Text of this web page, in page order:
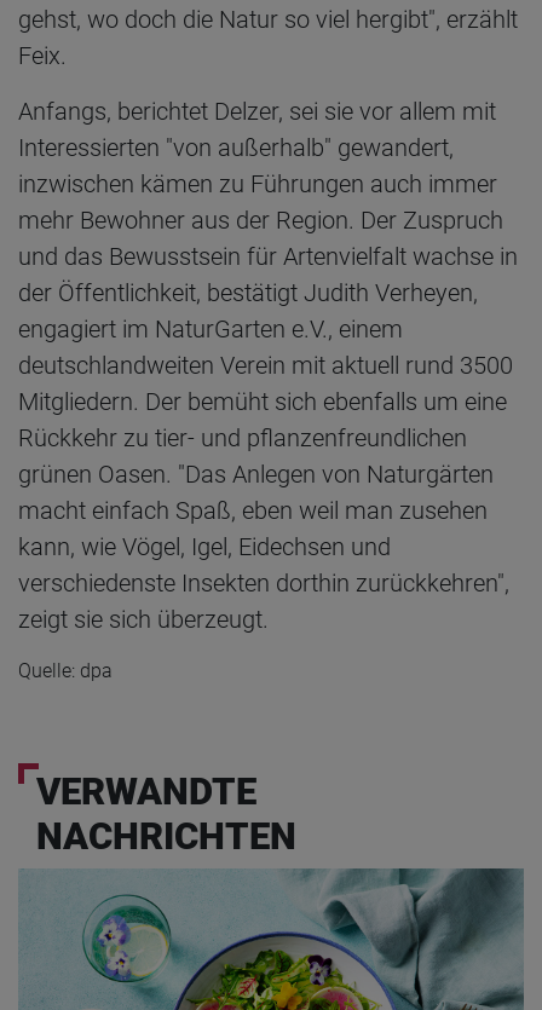
gehst, wo doch die Natur so viel hergibt", erzählt
Feix.
Anfangs, berichtet Delzer, sei sie vor allem mit
Interessierten "von außerhalb" gewandert,
inzwischen kämen zu Führungen auch immer
mehr Bewohner aus der Region. Der Zuspruch
und das Bewusstsein für Artenvielfalt wachse in
der Öffentlichkeit, bestätigt Judith Verheyen,
engagiert im NaturGarten e.V., einem
deutschlandweiten Verein mit aktuell rund 3500
Mitgliedern. Der bemüht sich ebenfalls um eine
Rückkehr zu tier- und pflanzenfreundlichen
grünen Oasen. "Das Anlegen von Naturgärten
macht einfach Spaß, eben weil man zusehen
kann, wie Vögel, Igel, Eidechsen und
verschiedenste Insekten dorthin zurückkehren",
zeigt sie sich überzeugt.
Quelle: dpa
VERWANDTE
NACHRICHTEN